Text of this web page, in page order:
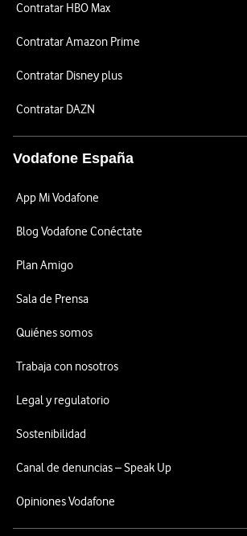
Contratar HBO Max
Contratar Amazon Prime
Contratar Disney plus
Contratar DAZN
Vodafone España
App Mi Vodafone
Blog Vodafone Conéctate
Plan Amigo
Sala de Prensa
Quiénes somos
Trabaja con nosotros
Legal y regulatorio
Sostenibilidad
Canal de denuncias – Speak Up
Opiniones Vodafone